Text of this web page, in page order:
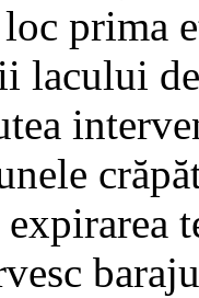
prima
lacului